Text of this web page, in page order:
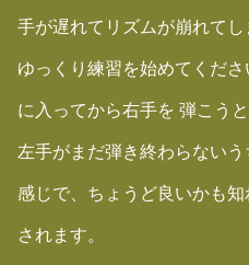
手が遅れてリズムが崩れて
ゆっくり練習を始めてくだ
に入ってから右手を 弾こう
左手がまだ弾き終わらない
感じで、ちょうど良いかも
されます。